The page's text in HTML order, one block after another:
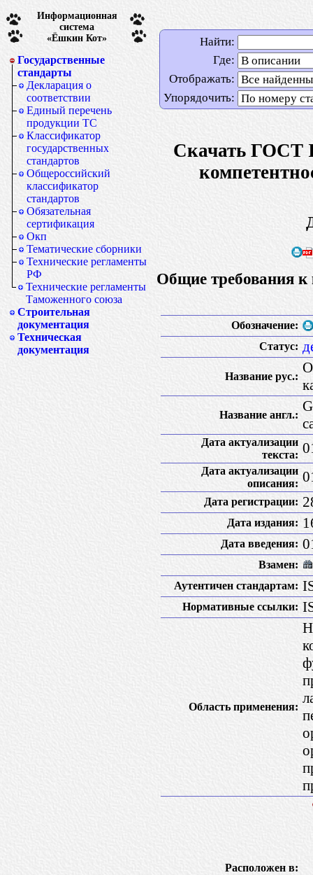
Информационная
система
«Ёшкин Кот»
Государственные
стандарты
Декларация о
соответствии
Единый перечень
продукции ТС
Классификатор
государственных
стандартов
Общероссийский
классификатор
стандартов
Обязательная
сертификация
Окп
Тематические сборники
Технические регламенты
РФ
Технические регламенты
Таможенного союза
Строительная
документация
Техническая
документация
Найти:
Где:
Отображать:
Упорядочить:
Скачать ГОСТ
Общие требования к
Обозначение:
Статус:
Название рус.:
Название англ.:
Дата актуализации
текста:
Дата актуализации
описания:
Дата регистрации:
Дата издания:
Дата введения:
Взамен:
Аутентичен стандартам:
Нормативные ссылки:
Область применения:
Расположен в: